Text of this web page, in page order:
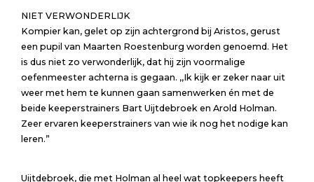
NIET VERWONDERLIJK
Kompier kan, gelet op zijn achtergrond bij Aristos, gerust
een pupil van Maarten Roestenburg worden genoemd. Het
is dus niet zo verwonderlijk, dat hij zijn voormalige
oefenmeester achterna is gegaan. ,,Ik kijk er zeker naar uit
weer met hem te kunnen gaan samenwerken én met de
beide keeperstrainers Bart Uijtdebroek en Arold Holman.
Zeer ervaren keeperstrainers van wie ik nog het nodige kan
leren.”
Uijtdebroek, die met Holman al heel wat topkeepers heeft